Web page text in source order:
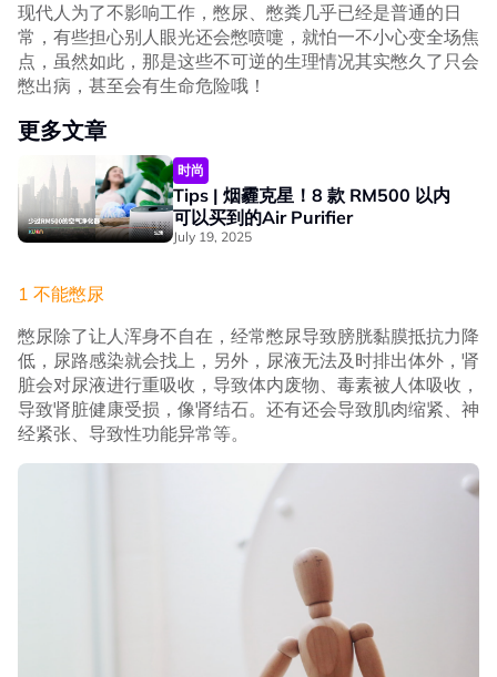
现代人为了不影响工作，憋尿、憋粪几乎已经是普通的日
常，有些担心别人眼光还会憋喷嚏，就怕一不小心变全场焦
点，虽然如此，那是这些不可逆的生理情况其实憋久了只会
憋出病，甚至会有生命危险哦！
更多文章
时尚
Tips | 烟霾克星！8 款 RM500 以内
可以买到的Air Purifier
July 19, 2025
1 不能憋尿
憋尿除了让人浑身不自在，经常憋尿导致膀胱黏膜抵抗力降
低，尿路感染就会找上，另外，尿液无法及时排出体外，肾
脏会对尿液进行重吸收，导致体内废物、毒素被人体吸收，
导致肾脏健康受损，像肾结石。还有还会导致肌肉缩紧、神
经紧张、导致性功能异常等。